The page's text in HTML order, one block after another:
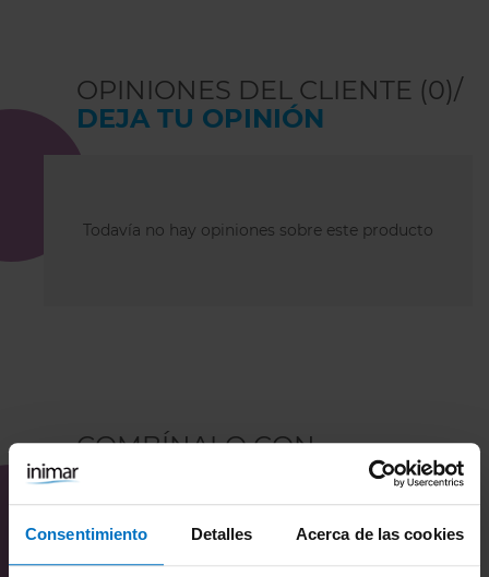
Consentimiento Detalles Acerca de las cookies
OPINIONES DEL CLIENTE (0)/
DEJA TU OPINIÓN
Todavía no hay opiniones sobre este producto
COMBÍNALO CON